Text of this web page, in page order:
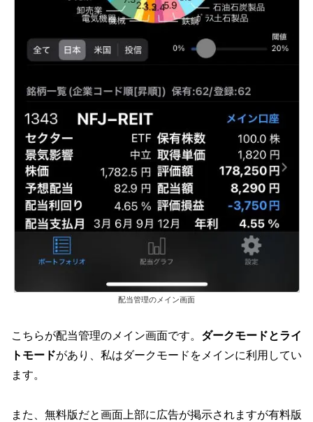
配当管理のメイン画面
こちらが配当管理のメイン画面です。 ダークモードとライ
トモードがあり、私はダークモードをメインに利用してい
ます。
また、無料版だと画面上部に広告が掲示されますが有料版